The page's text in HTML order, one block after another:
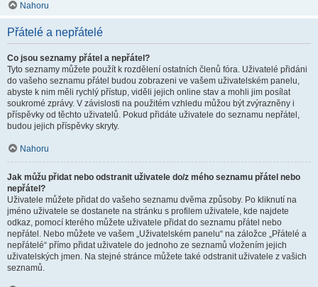
Nahoru
Přátelé a nepřátelé
Co jsou seznamy přátel a nepřátel?
Tyto seznamy můžete použít k rozdělení ostatních členů fóra. Uživatelé přidáni
do vašeho seznamu přátel budou zobrazeni ve vašem uživatelském panelu,
abyste k nim měli rychlý přístup, viděli jejich online stav a mohli jim posílat
soukromé zprávy. V závislosti na použitém vzhledu můžou být zvýrazněny i
příspěvky od těchto uživatelů. Pokud přidáte uživatele do seznamu nepřátel,
budou jejich příspěvky skryty.
Nahoru
Jak můžu přidat nebo odstranit uživatele do/z mého seznamu přátel nebo
nepřátel?
Uživatele můžete přidat do vašeho seznamu dvěma způsoby. Po kliknutí na
jméno uživatele se dostanete na stránku s profilem uživatele, kde najdete
odkaz, pomocí kterého můžete uživatele přidat do seznamu přátel nebo
nepřátel. Nebo můžete ve vašem „Uživatelském panelu“ na záložce „Přátelé a
nepřátelé“ přímo přidat uživatele do jednoho ze seznamů vložením jejich
uživatelských jmen. Na stejné stránce můžete také odstranit uživatele z vašich
seznamů.